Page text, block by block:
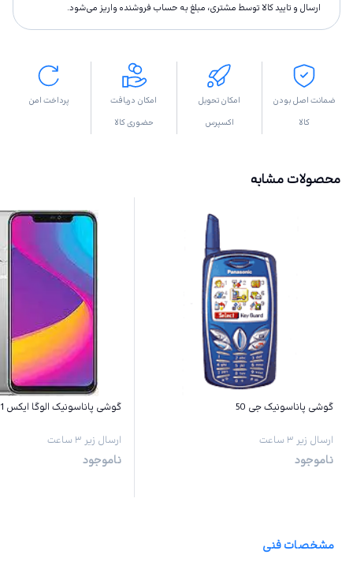
ارسال و تاييد كالا توسط مشتری، مبلغ به حساب فروشنده واريز مى‌شود.
ضمانت اصل بودن
کالا
امکان تحویل
اکسپرس
امکان دریافت
حضوری کالا
پرداخت امن
محصولات مشابه
گوشی پاناسونیک جی 50
ارسال زیر ۳ ساعت
ناموجود
گوشی پاناسونیک الوگا ایکس 1 پرو
ارسال زیر ۳ ساعت
ناموجود
مشخصات فنی